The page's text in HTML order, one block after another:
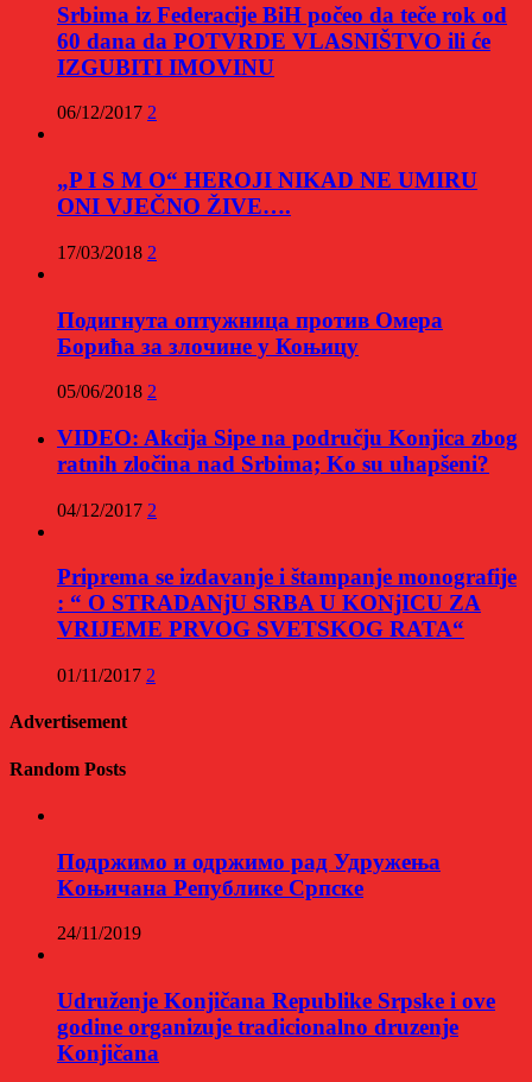
Srbima iz Federacije BiH počeo da teče rok od
60 dana da POTVRDE VLASNIŠTVO ili će
IZGUBITI IMOVINU
06/12/2017 2
„P I S M O“ HEROJI NIKAD NE UMIRU
ONI VJEČNO ŽIVE….
17/03/2018 2
Подигнута оптужница против Омера
Борића за злочине у Коњицу
05/06/2018 2
VIDEO: Akcija Sipe na području Konjica zbog
ratnih zločina nad Srbima; Ko su uhapšeni?
04/12/2017 2
Priprema se izdavanje i štampanje monografije
: “ O STRADANjU SRBA U KONjICU ZA
VRIJEME PRVOG SVETSKOG RATA“
01/11/2017 2
Advertisement
Random Posts
Подржимо и одржимо рад Удружења
Kоњичана Републике Српске
24/11/2019
Udruženje Konjičana Republike Srpske i ove
godine organizuje tradicionalno druzenje
Konjičana